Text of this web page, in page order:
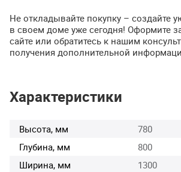
Не откладывайте покупку – создайте
в своем доме уже сегодня! Оформите
сайте или обратитесь к нашим
получения дополнительной
Характеристики
Высота, мм
780
Глубина, мм
800
Ширина, мм
1300